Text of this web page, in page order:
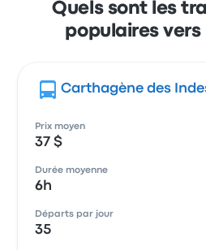
Quels sont les
populaires vers
Carthagène des
Prix moyen
37 $
Durée moyenne
6h
Départs par jour
35